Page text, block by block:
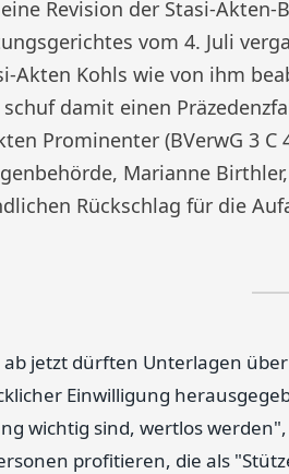
Revision der Stasi-
vom 4. Juli
Akten Kohls wie von ihm
schuf damit einen
Prominenter (BVerwG 3 C
Marianne
Rückschlag für die
jetzt dürften Unterlagen
Einwilligung
wichtig sind, wertlos
profitieren, die als